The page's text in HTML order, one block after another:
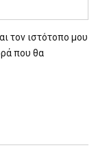
τον ιστότοπο μου
που θα